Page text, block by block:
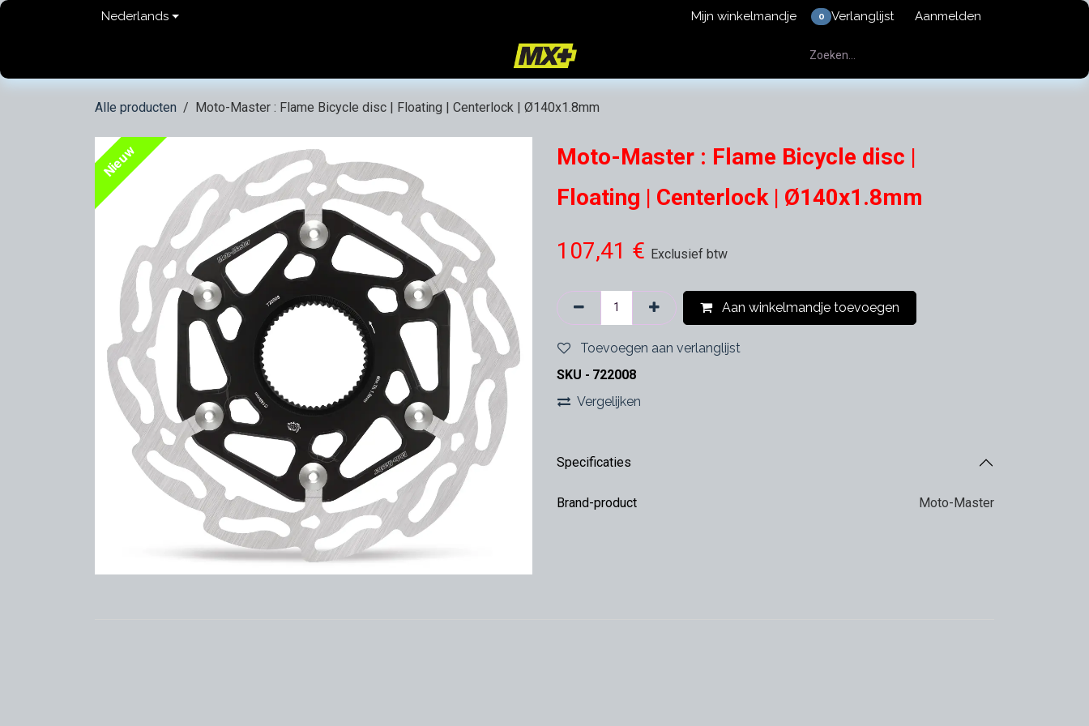
Overslaan naar inhoud
Nederlands Mijn winkelmandje 0 Verlanglijst Aanmelden
Terms and Conditions
Alle producten Moto-Master : Flame Bicycle disc | Floating | Centerlock | Ø140x1.8mm
Nieuw
Moto-Master : Flame Bicycle disc |
Floating | Centerlock | Ø140x1.8mm
107,41 € Exclusief btw
Aan winkelmandje toevoegen
Toevoegen aan verlanglijst
SKU - 722008
Vergelijken
Specificaties
Brand-product Moto-Master